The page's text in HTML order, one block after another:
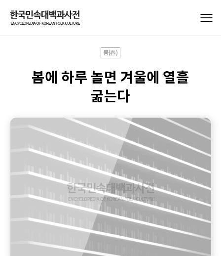
봄(春)
봄에 하루 놀면 겨울에 열흘
굶는다